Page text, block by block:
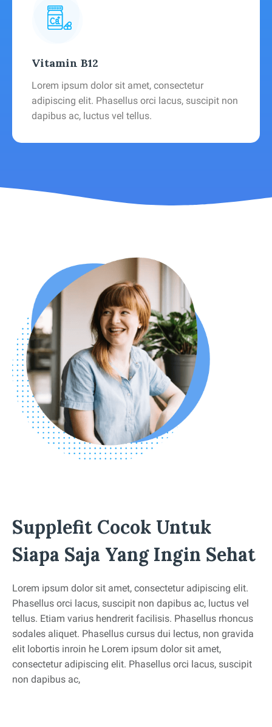
Vitamin B12
Lorem ipsum dolor sit amet, consectetur
adipiscing elit. Phasellus orci lacus, suscipit non
dapibus ac, luctus vel tellus.
Supplefit Cocok Untuk
Siapa Saja Yang Ingin Sehat
Lorem ipsum dolor sit amet, consectetur adipiscing elit.
Phasellus orci lacus, suscipit non dapibus ac, luctus vel
tellus. Etiam varius hendrerit facilisis. Phasellus rhoncus
sodales aliquet. Phasellus cursus dui lectus, non gravida
elit lobortis inroin he Lorem ipsum dolor sit amet,
consectetur adipiscing elit. Phasellus orci lacus, suscipit
non dapibus ac,